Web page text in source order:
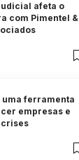
afeta o
com Pimentel &
ferramenta
empresas e
crises